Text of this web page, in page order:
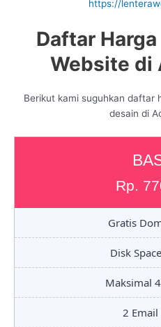
https://
Daftar
Website di
Berikut kami suguhkan daftar
desain di
Rp.
Gratis
Disk
Maksimal
2